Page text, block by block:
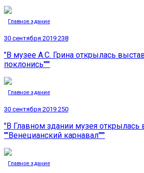
Главное здание
30 сентября 2019 238
"В музее А.С. Грина открылась
поклонись"""
Главное здание
30 сентября 2019 250
"В Главном здании музея открылась
""Венецианский карнавал"""
Главное здание